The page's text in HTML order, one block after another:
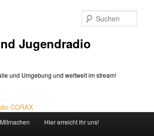
Jugendradio
und Umgebung und weltweit im stream!
Mitmachen Hier erreicht ihr uns!